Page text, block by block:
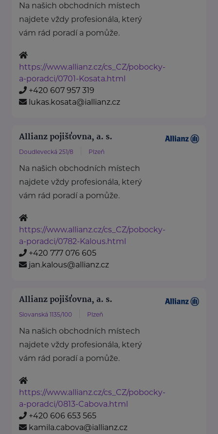
Na našich obchodních místech
najdete vždy profesionála, který
vám rád poradí a pomůže.
https://www.allianz.cz/cs_CZ/pobocky-
a-poradci/0701-Kosata.html
+420 607 957 319
lukas.kosata@iallianz.cz
Allianz pojišťovna, a. s.
Doudlevecká 251/8 Plzeň
Na našich obchodních místech
najdete vždy profesionála, který
vám rád poradí a pomůže.
https://www.allianz.cz/cs_CZ/pobocky-
a-poradci/0782-Kalous.html
+420 777 076 605
jan.kalous@allianz.cz
Allianz pojišťovna, a. s.
Slovanská 1135/100 Plzeň
Na našich obchodních místech
najdete vždy profesionála, který
vám rád poradí a pomůže.
https://www.allianz.cz/cs_CZ/pobocky-
a-poradci/0813-Cabova.html
+420 606 653 565
kamila.cabova@iallianz.cz